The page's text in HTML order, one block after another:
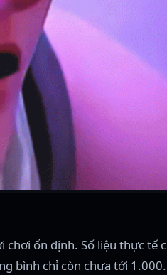
ổn định. Số liệu thực tế
bình chỉ còn chưa tới